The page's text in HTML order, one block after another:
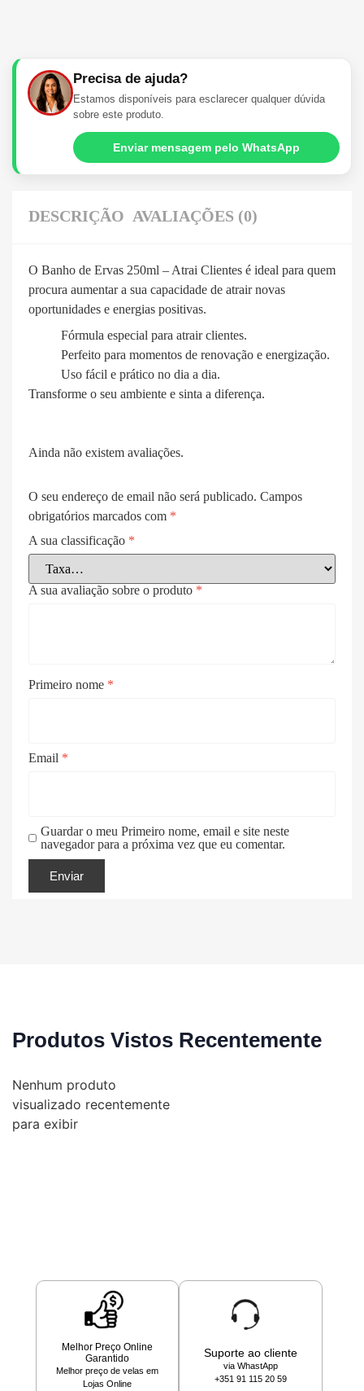
Precisa de ajuda?
Estamos disponíveis para esclarecer qualquer dúvida
sobre este produto.
Enviar mensagem pelo WhatsApp
DESCRIÇÃO AVALIAÇÕES (0)
O Banho de Ervas 250ml – Atrai Clientes é ideal para quem
procura aumentar a sua capacidade de atrair novas
oportunidades e energias positivas.
Fórmula especial para atrair clientes.
Perfeito para momentos de renovação e energização.
Uso fácil e prático no dia a dia.
Transforme o seu ambiente e sinta a diferença.
Ainda não existem avaliações.
O seu endereço de email não será publicado. Campos
obrigatórios marcados com *
A sua classificação *
A sua avaliação sobre o produto *
Primeiro nome *
Email *
Guardar o meu Primeiro nome, email e site neste
navegador para a próxima vez que eu comentar.
Produtos Vistos Recentemente
Nenhum produto
visualizado recentemente
para exibir
Melhor Preço Online
Garantido
Melhor preço de velas em
Lojas Online
Suporte ao cliente
via WhastApp
+351 91 115 20 59